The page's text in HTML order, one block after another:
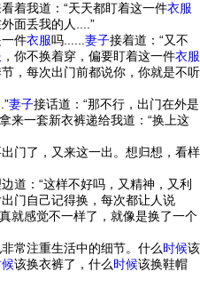
着我道：“天天都盯着这一件衣服
面丢我的人....”
件衣服吗...... 妻子接着道：“又不
，你不换着穿，偏要盯着这一件衣服
，每次出门前都说你，你就是不听
妻子接话道：“那不行，出门在外是
来一套新衣裤递给我道：“换上这
门了，又来这一出。想归想，看样
道：“这样不好吗，又精神，又利
门自己记得换，每次都让人说
就感觉不一样了，就像是换了一个
常注重生活中的细节。什么时候该
该换衣裤了，什么时候该换鞋帽